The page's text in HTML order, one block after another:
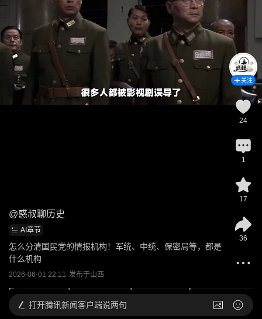
@惑叔聊历史
AI章节
怎么分清国民党的情报机构！军统、中统、保密局等，都是
什么机构
2026-06-01 22:11 发布于山西
关注
24
1
17
36
打开腾讯新闻客户端说两句